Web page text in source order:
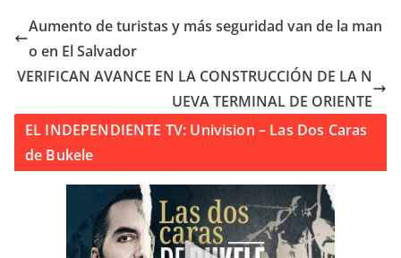
Aumento de turistas y más seguridad van de la man
o en El Salvador
VERIFICAN AVANCE EN LA CONSTRUCCIÓN DE LA N
UEVA TERMINAL DE ORIENTE
EL INDEPENDIENTE TV: Univision – Las Dos Caras
de Bukele